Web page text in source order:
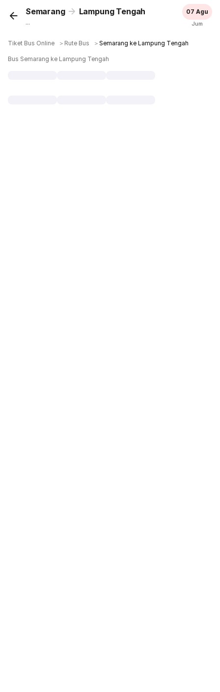
Semarang Lampung Tengah
...
07 Agu
Jum
Tiket Bus Online ＞ Rute Bus ＞ Semarang ke Lampung Tengah
Bus Semarang ke Lampung Tengah